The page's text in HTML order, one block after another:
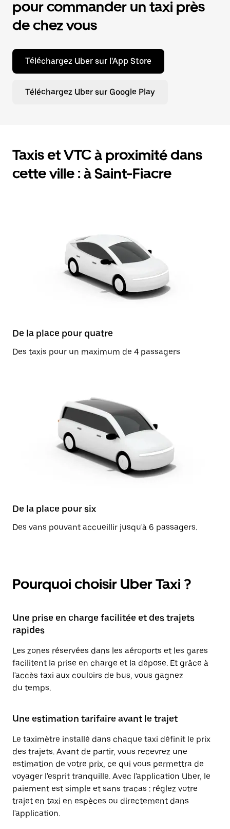
pour commander un taxi près
de chez vous
Téléchargez Uber sur l'App Store
Téléchargez Uber sur Google Play
Taxis et VTC à proximité dans
cette ville : à Saint-Fiacre
De la place pour quatre
Des taxis pour un maximum de 4 passagers
De la place pour six
Des vans pouvant accueillir jusqu'à 6 passagers.
Pourquoi choisir Uber Taxi ?
Une prise en charge facilitée et des trajets
rapides
Les zones réservées dans les aéroports et les gares
facilitent la prise en charge et la dépose. Et grâce à
l'accès taxi aux couloirs de bus, vous gagnez
du temps.
Une estimation tarifaire avant le trajet
Le taximètre installé dans chaque taxi définit le prix
des trajets. Avant de partir, vous recevrez une
estimation de votre prix, ce qui vous permettra de
voyager l'esprit tranquille. Avec l'application Uber, le
paiement est simple et sans tracas : réglez votre
trajet en taxi en espèces ou directement dans
l'application.